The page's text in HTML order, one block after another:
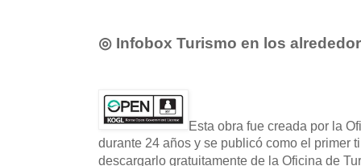
◎ Infobox Turismo en los
Esta obra fue creada por la
durante 24 años y se publicó como el primer
descargarlo gratuitamente de la Oficina de